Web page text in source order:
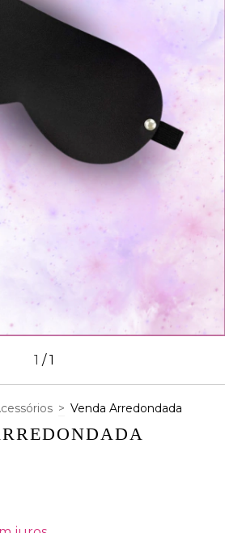
1 /1
> Venda Arredondada